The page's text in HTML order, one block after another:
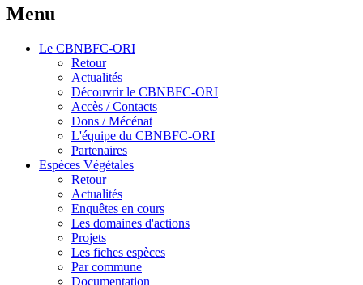
Menu
Le CBNBFC-ORI
Retour
Actualités
Découvrir le CBNBFC-ORI
Accès / Contacts
Dons / Mécénat
L'équipe du CBNBFC-ORI
Partenaires
Espèces Végétales
Retour
Actualités
Enquêtes en cours
Les domaines d'actions
Projets
Les fiches espèces
Par commune
Documentation